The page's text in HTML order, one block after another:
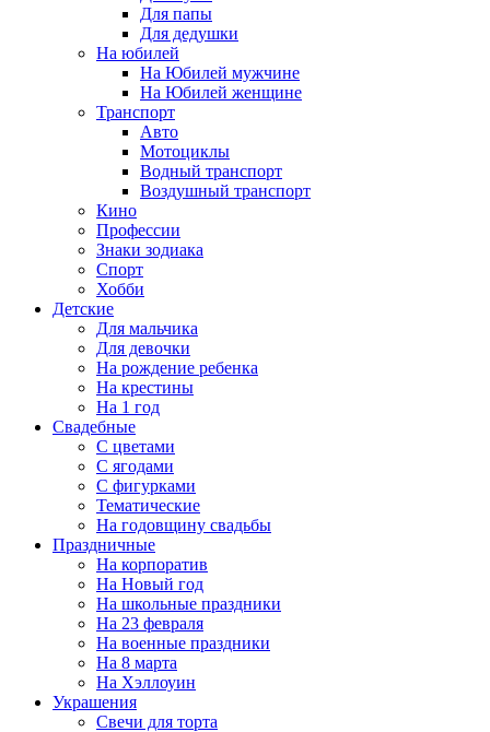
Для папы
Для дедушки
На юбилей
На Юбилей мужчине
На Юбилей женщине
Транспорт
Авто
Мотоциклы
Водный транспорт
Воздушный транспорт
Кино
Профессии
Знаки зодиака
Спорт
Хобби
Детские
Для мальчика
Для девочки
На рождение ребенка
На крестины
На 1 год
Свадебные
С цветами
С ягодами
С фигурками
Тематические
На годовщину свадьбы
Праздничные
На корпоратив
На Новый год
На школьные праздники
На 23 февраля
На военные праздники
На 8 марта
На Хэллоуин
Украшения
Свечи для торта